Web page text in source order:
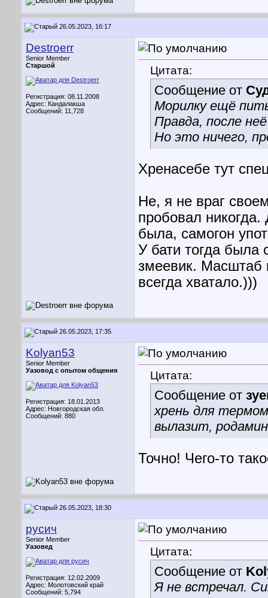
26.05.2023, 16:17
Destroerr
Senior Member
Старшой
Регистрация: 08.11.2008
Адрес: Кандалакша
Сообщений: 11,728
Цитата:
Сообщение от
Морилку ещё
Правда, после
Но это ничего,
Хренасебе тут
Не, я не враг
пробовал никогда.
была, самогон
У бати тогда была
змеевик. Масштаб
всегда хватало.)))
26.05.2023, 17:35
Kolyan53
Senior Member
Уазовод с опытом общения
Регистрация: 18.01.2013
Адрес: Новгородская обл.
Сообщений: 880
Цитата:
Сообщение от
хрень для
вылазит,
Точно! Чего-то
26.05.2023, 18:30
русич
Senior Member
Уазовед
Регистрация: 12.02.2009
Адрес: Молотовский край
Сообщений: 5,794
Цитата:
Сообщение от
Я не встречал.